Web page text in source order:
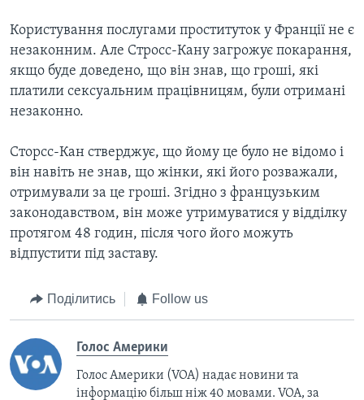
Користування послугами проституток у Франції не є
незаконним. Але Стросс-Кану загрожує покарання,
якщо буде доведено, що він знав, що гроші, які
платили сексуальним працівницям, були отримані
незаконно.
Сторсс-Кан стверджує, що йому це було не відомо і
він навіть не знав, що жінки, які його розважали,
отримували за це гроші. Згідно з французьким
законодавством, він може утримуватися у відділку
протягом 48 годин, після чого його можуть
відпустити під заставу.
Поділитись Follow us
Голос Америки
Голос Америки (VOA) надає новини та
інформацію більш ніж 40 мовами. VOA, за